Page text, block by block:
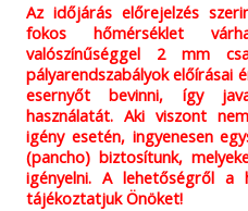
Az időjárás előrejelzés
fokos hőmérséklet
valószínűséggel 2 mm
pályarendszabályok előírásai
esernyőt bevinni, így
használatát. Aki viszont
igény esetén, ingyenesen
(pancho) biztosítunk,
igényelni. A lehetőségről a
tájékoztatjuk Önöket!